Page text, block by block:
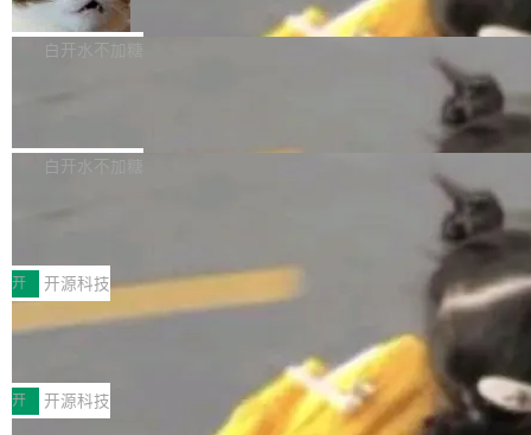
撑庞大支出的资金来源却呈现出截然不同的面
貌。数据显示，微软和 Meta 主要依托充沛的经
sh | bash 安装一个能在大项目里自动规划、写
代码、验证结果的 AI 终端工具。 据介绍，Muse
个主 agent 循环，外加一组后台 agent。这些后
准 AI 能力认知
机器出题的前提，是让机器拥有全局视野。整个
构建流程可以分为四个环节：建图 → 控制难度
白开水不加糖
库，并将作为transport接入Mooncake TENT。
MPComm将作为一种传输引擎接入Mooncake T
ENT，实现零拷贝传输性能提升30%、非零拷贝
传输性能最高提升5倍。UCL-MPComm底层基
于自研UCL-Engine通信引擎，后续腾讯网平将
持续开源更多基于UCL-Engine的高性能通信组
件。 腾讯网平团队在UCL-MPComm中实现了一
白开水不加糖
型案例入选名单》，深信服“面向企业研发场景的
开源 AI 编程平台 CoStrict 应用”凭借卓越的技术
创新与落地成效成功入选。 全链路私有化部署，
助力企业AI研发安全落地 当前，越来越多企业已
经开始引入 AI Coding 工具，通过调用公有云模
型或企业内部部署模型提升研发效率。但随着 AI
开 开源科技
深信服AI算力网关入选工信部人工智能
前不久，工业和信息化部正式发布《2025年人工
智能应用典型案例名单》，集中展示人工智能在
各领域的应用成果，覆盖技术底座、行业赋能、
开 开源科技